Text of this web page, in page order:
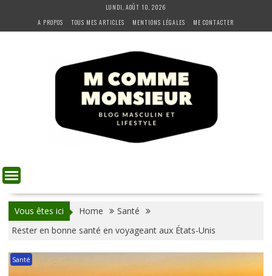
content
LUNDI, AOÛT 10, 2026
A PROPOS
TOUS MES ARTICLES MENTIONS LÉGALES ME CONTACTER
Vous êtes ici Home
Santé
Rester en bonne santé en voyageant aux États-Unis
Santé